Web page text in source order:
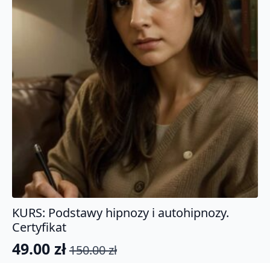
KURS: Podstawy hipnozy i autohipnozy.
Certyfikat
150.00zł
Pierwotna
49.00 zł
Aktualna